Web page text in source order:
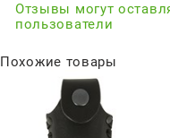
Отзывы могут
пользователи
Похожие товары